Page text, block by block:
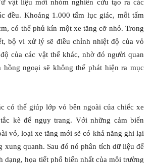
vật liệu mới nhóm nghiên cứu tạo ra các
đều. Khoảng 1.000 tấm lục giác, mỗi tấm
có thể phủ kín một xe tăng cỡ nhỏ. Trong
bộ vi xử lý sẽ điều chỉnh nhiệt độ của vỏ
của các vật thể khác, nhờ đó người quan
hồng ngoại sẽ không thể phát hiện ra mục
có thể giúp lớp vỏ bên ngoài của chiếc xe
kè để ngụy trang. Với những cảm biến
vỏ, loại xe tăng mới sẽ có khả năng ghi lại
xung quanh. Sau đó nó phân tích dữ liệu để
dạng, họa tiết phổ biến nhất của môi trường